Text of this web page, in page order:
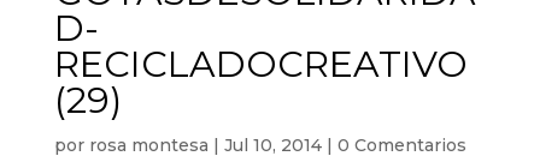
D-
RECICLADOCREATIVO
(29)
por rosa montesa | Jul 10, 2014| 0 Comentarios